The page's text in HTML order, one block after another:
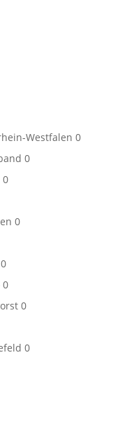
Westfalen 0
0
0
0
0
0
0
0